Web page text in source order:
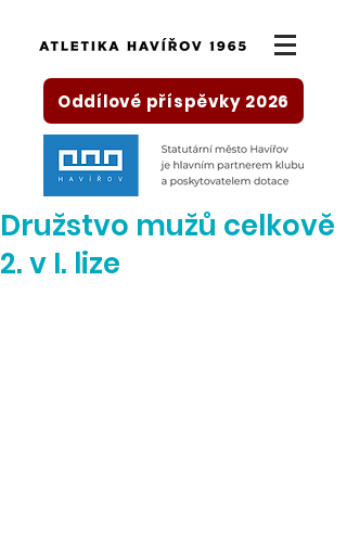
Oddílové příspěvky 2026
Družstvo mužů celkově
2. v I. lize